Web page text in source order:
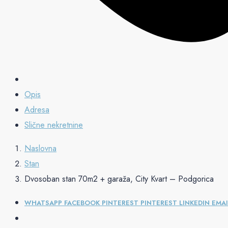
Opis
Adresa
Slične nekretnine
Naslovna
Stan
Dvosoban stan 70m2 + garaža, City Kvart – Podgorica
WHATSAPP FACEBOOK PINTEREST PINTEREST LINKEDIN